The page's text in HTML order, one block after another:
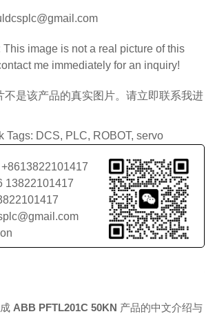
This image is not a real picture of this
me immediately for an inquiry!
不是该产品的真实图片。请立即联系我进
Tags: DCS, PLC, ROBOT, servo
13822101417
ABB PFTL201C 50KN 产品的中文介绍与